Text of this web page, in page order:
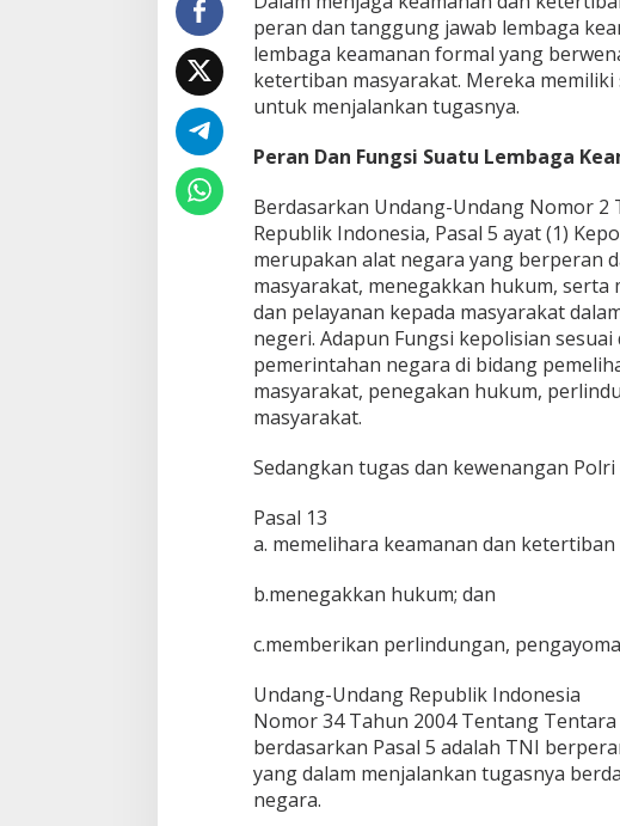
r
K
e
a
m
n
a
N
a
s
o
n
a
l
:
P
e
t
n
n
a
e
h
o
r
m
t
peran dan tanggung jawab lembaga
lembaga keamanan formal yang
ketertiban masyarakat. Mereka
untuk menjalankan tugasnya.
Peran Dan Fungsi Suatu Lembaga
Berdasarkan Undang-Undang Nomor
Republik Indonesia, Pasal 5 ayat (1)
merupakan alat negara yang berperan
masyarakat, menegakkan hukum,
dan pelayanan kepada masyarakat
negeri. Adapun Fungsi kepolisian
pemerintahan negara di bidang
masyarakat, penegakan hukum,
masyarakat.
Sedangkan tugas dan kewenangan
Pasal 13
a. memelihara keamanan dan ketertiban
b.menegakkan hukum; dan
c.memberikan perlindungan,
Undang-Undang Republik Indonesia
Nomor 34 Tahun 2004 Tentang
berdasarkan Pasal 5 adalah TNI
yang dalam menjalankan tugasnya
negara.